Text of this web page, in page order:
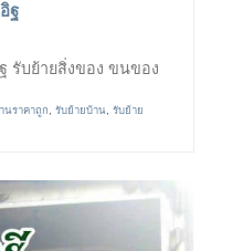
ฐ
รับย้ายสิ่งของ ขนของ
นราคาถูก, รับย้ายบ้าน, รับย้าย